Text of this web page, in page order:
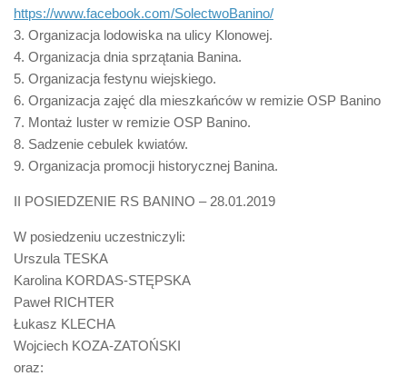
https://www.facebook.com/SolectwoBanino/
3. Organizacja lodowiska na ulicy Klonowej.
4. Organizacja dnia sprzątania Banina.
5. Organizacja festynu wiejskiego.
6. Organizacja zajęć dla mieszkańców w remizie OSP Banino
7. Montaż luster w remizie OSP Banino.
8. Sadzenie cebulek kwiatów.
9. Organizacja promocji historycznej Banina.
II POSIEDZENIE RS BANINO – 28.01.2019
W posiedzeniu uczestniczyli:
Urszula TESKA
Karolina KORDAS-STĘPSKA
Paweł RICHTER
Łukasz KLECHA
Wojciech KOZA-ZATOŃSKI
oraz: